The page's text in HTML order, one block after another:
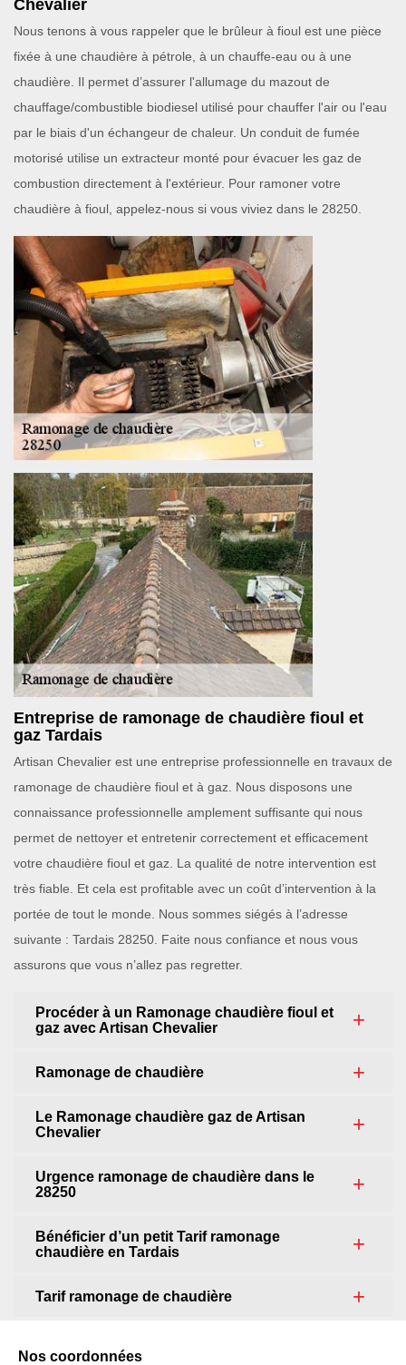
Chevalier
Nous tenons à vous rappeler que le brûleur à fioul est une pièce
fixée à une chaudière à pétrole, à un chauffe-eau ou à une
chaudière. Il permet d’assurer l'allumage du mazout de
chauffage/combustible biodiesel utilisé pour chauffer l'air ou l'eau
par le biais d'un échangeur de chaleur. Un conduit de fumée
motorisé utilise un extracteur monté pour évacuer les gaz de
combustion directement à l'extérieur. Pour ramoner votre
chaudière à fioul, appelez-nous si vous viviez dans le 28250.
Entreprise de ramonage de chaudière fioul et
gaz Tardais
Artisan Chevalier est une entreprise professionnelle en travaux de
ramonage de chaudière fioul et à gaz. Nous disposons une
connaissance professionnelle amplement suffisante qui nous
permet de nettoyer et entretenir correctement et efficacement
votre chaudière fioul et gaz. La qualité de notre intervention est
très fiable. Et cela est profitable avec un coût d’intervention à la
portée de tout le monde. Nous sommes siégés à l’adresse
suivante : Tardais 28250. Faite nous confiance et nous vous
assurons que vous n’allez pas regretter.
Procéder à un Ramonage chaudière fioul et
gaz avec Artisan Chevalier
Ramonage de chaudière
Le Ramonage chaudière gaz de Artisan
Chevalier
Urgence ramonage de chaudière dans le
28250
Bénéficier d’un petit Tarif ramonage
chaudière en Tardais
Tarif ramonage de chaudière
Nos coordonnées